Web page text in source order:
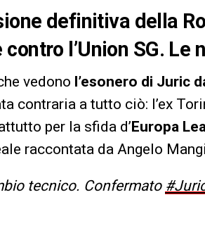
definitiva della
l’Union SG. Le
vedono l’esonero di Juric
contraria a tutto ciò: l’ex
per la sfida d’Europa
raccontata da Angelo
tecnico. Confermato